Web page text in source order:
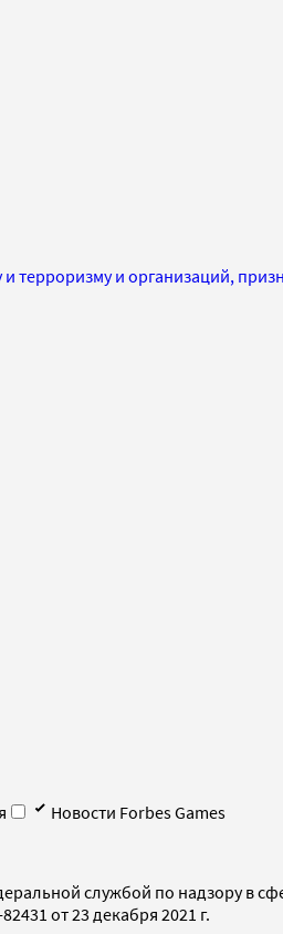
и терроризму и организаций,
Новости Forbes Games
службой по надзору в
от 23 декабря 2021 г.